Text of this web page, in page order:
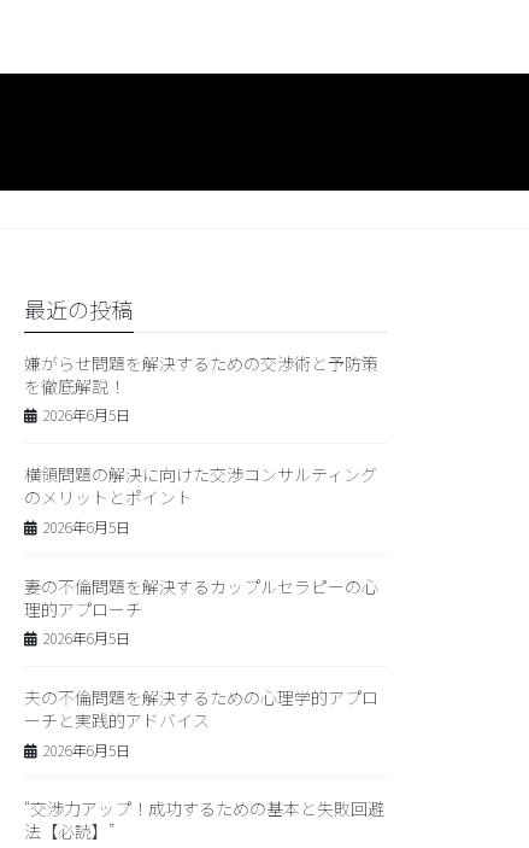
最近の投稿
嫌がらせ問題を解決するための交渉術と予防策
を徹底解説！
2026年6月5日
横領問題の解決に向けた交渉コンサルティング
のメリットとポイント
2026年6月5日
妻の不倫問題を解決するカップルセラピーの心
理的アプローチ
2026年6月5日
夫の不倫問題を解決するための心理学的アプロ
ーチと実践的アドバイス
2026年6月5日
“交渉力アップ！成功するための基本と失敗回避
法【必読】”